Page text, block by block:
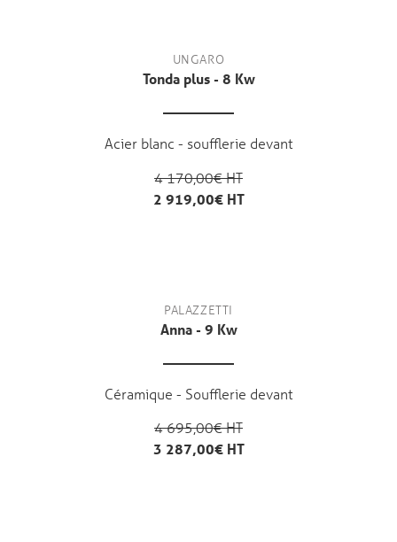
UNGARO
Tonda plus - 8 Kw
Acier blanc - soufflerie devant
4 170,00€ HT
2 919,00€ HT
PALAZZETTI
Anna - 9 Kw
Céramique - Soufflerie devant
4 695,00€ HT
3 287,00€ HT